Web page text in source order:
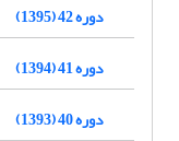
دوره 42 (1395)
دوره 41 (1394)
دوره 40 (1393)